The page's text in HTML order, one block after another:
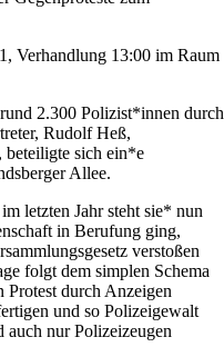
Verhandlung 13:00 im Raum
2.300 Polizist*innen durch
Rudolf Heß,
beteiligte sich ein*e
Allee.
letzten Jahr steht sie* nun
in Berufung ging,
verstoßen
folgt dem simplen Schema
Protest durch Anzeigen
und so Polizeigewalt
auch nur Polizeizeugen